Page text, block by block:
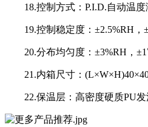
18.控制方式：P.I.D.自动温度
19.控制稳定度：±2.5%RH，
20.分布均匀度：±3%RH，
21.内箱尺寸：
22.保温层：高密度硬质PU发